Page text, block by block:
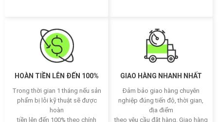
HOÀN TIỀN LÊN ĐẾN 100%
Trong thời gian 1 tháng nếu sản
phẩm bị lỗi kỹ thuật sẽ được
hoàn
tiền lên đến 100% theo chính
GIAO HÀNG NHANH NHẤT
Đảm bảo giao hàng chuyên
nghiệp đúng tiến độ, thời gian,
địa điểm
theo yêu cầu đặt hàng. Giao hàng